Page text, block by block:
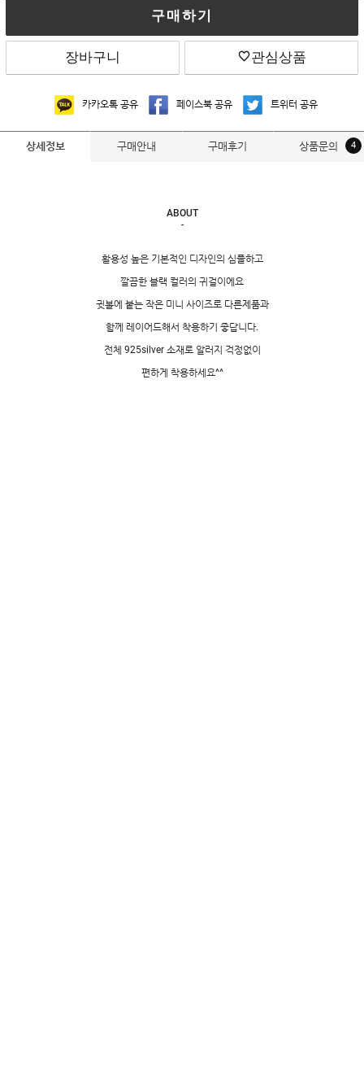
구매하기
장바구니 관심상품
카카오톡 공유 페이스북 공유 트위터 공유
상세정보 구매안내 구매후기 4
상품문의
ABOUT
-
활용성 높은 기본적인 디자인의 심플하고
깔끔한 블랙 컬러의 귀걸이에요
귓볼에 붙는 작은 미니 사이즈로 다른제품과
함께 레이어드해서 착용하기 좋답니다.
전체 925silver 소재로 알러지 걱정없이
편하게 착용하세요^^